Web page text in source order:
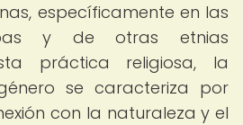
específicamente en las
y de otras etnias
práctica religiosa, la
se caracteriza por
con la naturaleza y el